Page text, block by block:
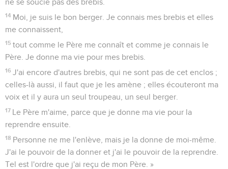
ne se soucie pas des brebis.
14 Moi, je suis le bon berger. Je connais mes brebis et elles
me connaissent,
15 tout comme le Père me connaît et comme je connais le
Père. Je donne ma vie pour mes brebis.
16 J'ai encore d'autres brebis, qui ne sont pas de cet enclos ;
celles-là aussi, il faut que je les amène ; elles écouteront ma
voix et il y aura un seul troupeau, un seul berger.
17 Le Père m'aime, parce que je donne ma vie pour la
reprendre ensuite.
18 Personne ne me l'enlève, mais je la donne de moi-même.
J'ai le pouvoir de la donner et j'ai le pouvoir de la reprendre.
Tel est l'ordre que j'ai reçu de mon Père. »